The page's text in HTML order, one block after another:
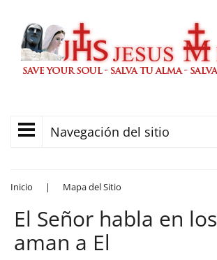
Navegación del sitio
Inicio | Mapa del Sitio
El Señor habla en
aman a El